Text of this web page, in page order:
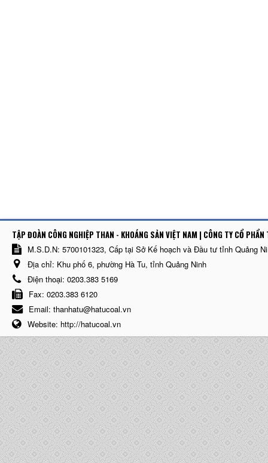
TẬP ĐOÀN CÔNG NGHIỆP THAN - KHOÁNG SẢN VIỆT NAM | CÔNG TY CỔ
M.S.D.N: 5700101323, Cấp tại Sở Kế hoạch và Đầu tư tỉnh Quảng
Địa chỉ: Khu phố 6, phường Hà Tu, tỉnh Quảng Ninh
Điện thoại: 0203.383 5169
Fax: 0203.383 6120
Email: thanhatu@hatucoal.vn
Website: http://hatucoal.vn